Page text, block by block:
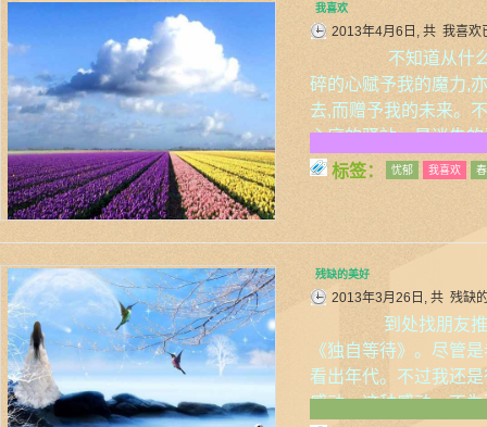
我喜欢
2013年4月6日, 共 我喜欢
不知道从什么
碎的心赋予我的魔力,
去,而赠予我的未来。
心底的驿站。是迷失
标签：
忧郁 我喜欢
残缺的美好
2013年3月26日, 共 残缺
到处找朋友推
《独自等待》。尽管
看出年代。不过我还
感动。这种感动，不